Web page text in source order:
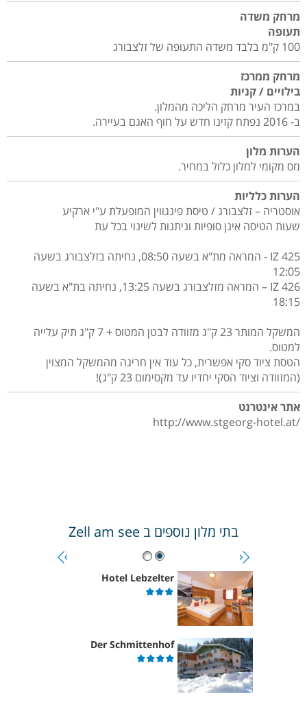
מרחק משדה
תעופה
100 ק"מ בלבד משדה התעופה של זלצבורג
מרחק ממרכז
בילויים / קניות
במרכז העיר מרחק הליכה מהמלון.
ב- 2016 נפתח קזינו חדש על חוף האגם בעיירה.
הערות מלון
מס מקומי למלון כלול במחיר.
הערות כלליות
אוסטריה – זלצבורג / טיסת פינגווין המופעלת ע"י ארקיע
שעות הטיסה אינן סופיות וניתנות לשינוי בכל עת
IZ 425 - המראה מת"א בשעה 08:50, נחיתה בזלצבורג בשעה
12:05
IZ 426 – המראה מזלצבורג בשעה 13:25, נחיתה בת"א בשעה
18:15
המשקל המותר 23 ק"ג מזוודה לבטן המטוס + 7 ק"ג תיק עלייה
למטוס.
הטסת ציוד סקי אפשרית, כל עוד אין חריגה מהמשקל המצוין
(המזוודה וציוד הסקי יחדיו עד מקסימום 23 ק"ג)!
אתר אינטרנט
http://www.stgeorg-hotel.at/
בתי מלון נוספים ב Zell am see
Hotel Lebzelter
Der Schmittenhof